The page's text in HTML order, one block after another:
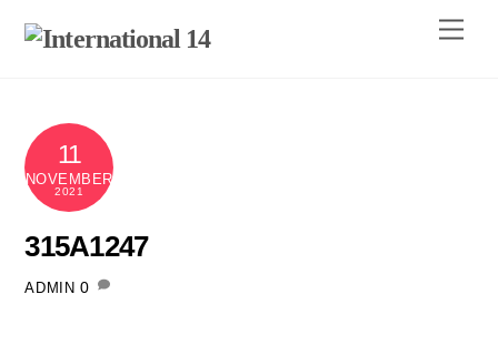
11
NOVEMBER
2021
315A1247
ADMIN 0